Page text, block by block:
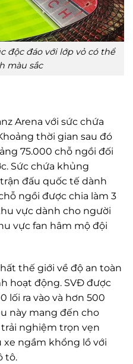
độc đáo với lớp vỏ có thể
màu sắc
Arena với sức chứa
thời gian sau đó
75.000 chỗ ngồi đối
Sức chứa khủng
đấu quốc tế dành
ngồi được chia làm 3
vực dành cho người
vực fan hâm mộ đội
thế giới về độ an toàn
hoạt động. SVĐ được
lối ra vào và hơn 500
này mang đến cho
nghiệm trọn vẹn
xe ngầm khổng lồ với
tô.